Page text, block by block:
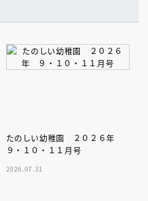
たのしい幼稚園 ２０２６年
９・１０・１１月号
2026.07.31